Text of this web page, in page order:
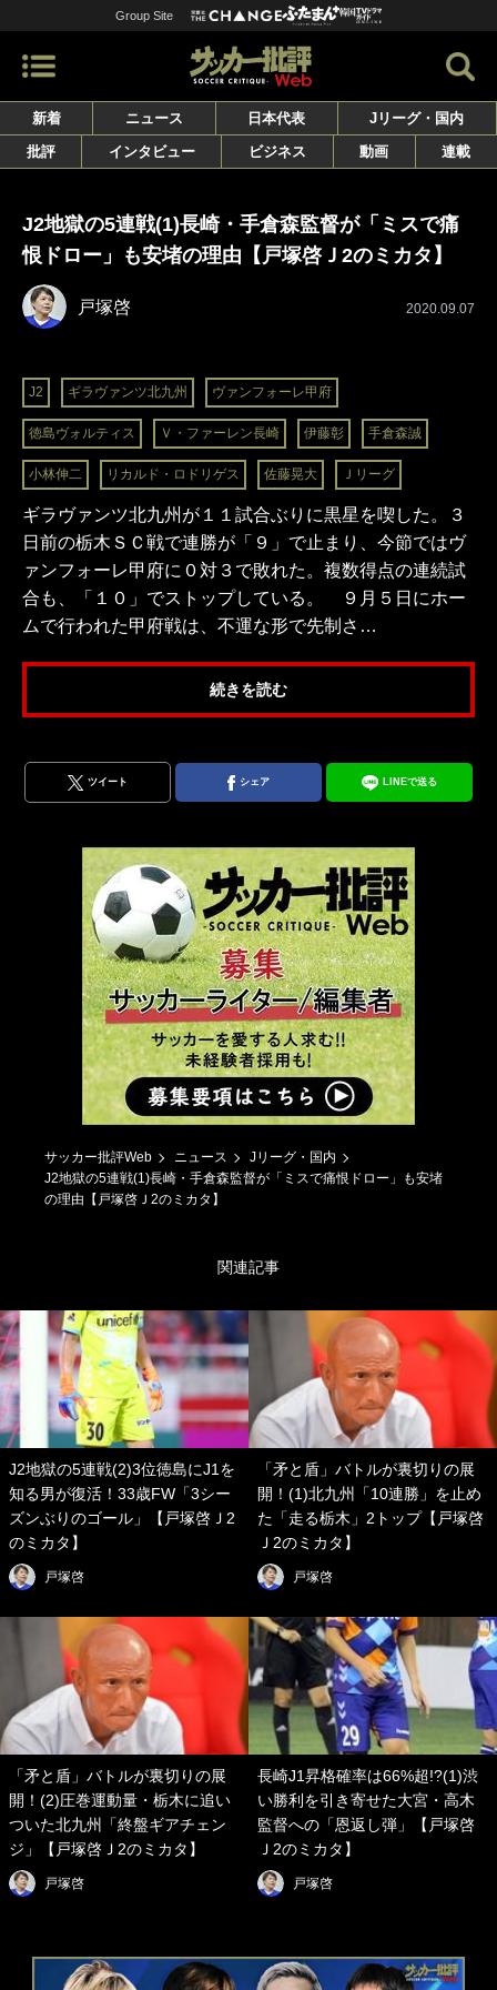
Group Site
新着 ニュース 日本代表
Jリーグ・国内
批評
インタビュー ビジネス 動画 連載
J2地獄の5連戦(1)長崎・手倉森監督が「ミスで痛
恨ドロー」も安堵の理由【戸塚啓Ｊ2のミカタ】
戸塚啓 2020.09.07
J2 ギラヴァンツ北九州 ヴァンフォーレ甲府
徳島ヴォルティス Ｖ・ファーレン長崎 伊藤彰 手倉森誠
小林伸二 リカルド・ロドリゲス 佐藤晃大 Ｊリーグ
ギラヴァンツ北九州が１１試合ぶりに黒星を喫した。３
日前の栃木ＳＣ戦で連勝が「９」で止まり、今節ではヴ
ァンフォーレ甲府に０対３で敗れた。複数得点の連続試
合も、「１０」でストップしている。 ９月５日にホー
ムで行われた甲府戦は、不運な形で先制さ…
続きを読む
ツイート シェア LINEで送る
サッカー批評Web ニュース
Jリーグ・国内
J2地獄の5連戦(1)長崎・手倉森監督が「ミスで痛恨ドロー」も安堵
の理由【戸塚啓Ｊ2のミカタ】
関連記事
J2地獄の5連戦(2)3位徳島にJ1を
知る男が復活！33歳FW「3シー
ズンぶりのゴール」【戸塚啓Ｊ2
のミカタ】
戸塚啓
「矛と盾」バトルが裏切りの展
開！(1)北九州「10連勝」を止め
た「走る栃木」2トップ【戸塚啓
Ｊ2のミカタ】
戸塚啓
「矛と盾」バトルが裏切りの展
開！(2)圧巻運動量・栃木に追い
ついた北九州「終盤ギアチェン
ジ」【戸塚啓Ｊ2のミカタ】
戸塚啓
長崎J1昇格確率は66%超!?(1)渋
い勝利を引き寄せた大宮・高木
監督への「恩返し弾」【戸塚啓
Ｊ2のミカタ】
戸塚啓